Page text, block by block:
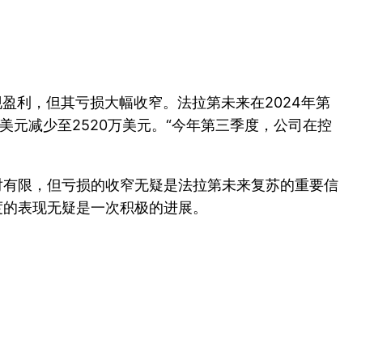
利，但其亏损大幅收窄。法拉第未来在2024年第
减少至2520万美元。“今年第三季度，公司在控
限，但亏损的收窄无疑是法拉第未来复苏的重要信
表现无疑是一次积极的进展。